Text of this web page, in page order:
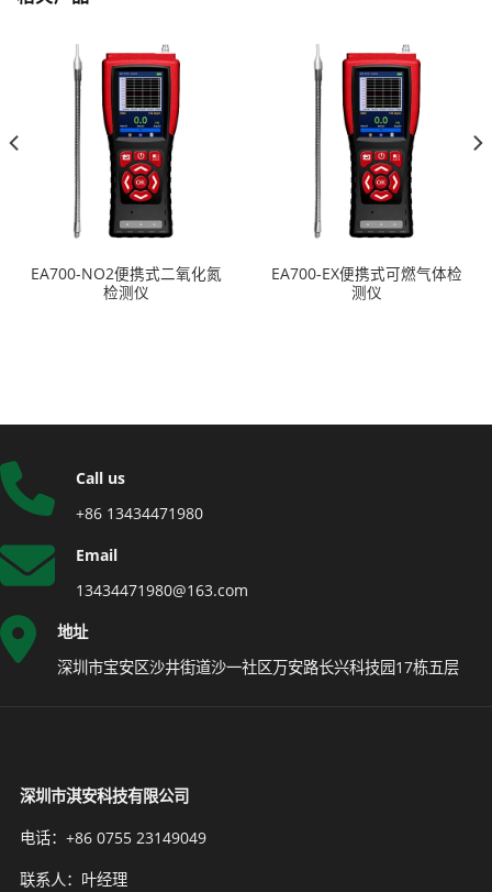
EA700-NO2便携式二氧化氮
检测仪
EA700-EX便携式可燃气体检
测仪
Call us
+86 13434471980
Email
13434471980@163.com
地址
深圳市宝安区沙井街道沙一社区万安路长兴科技园17栋五层
深圳市淇安科技有限公司
电话：+86 0755 23149049
联系人：叶经理